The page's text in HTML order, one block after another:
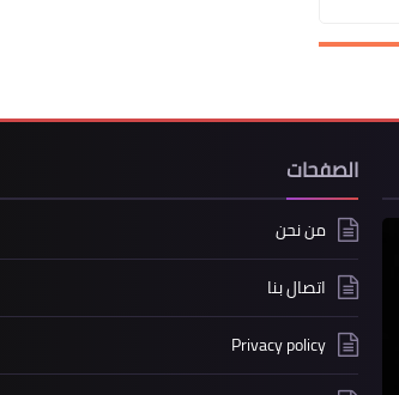
الصفحات
من نحن
اتصال بنا
Privacy policy